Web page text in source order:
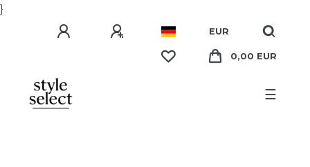
}
EUR
0,00 EUR
☰